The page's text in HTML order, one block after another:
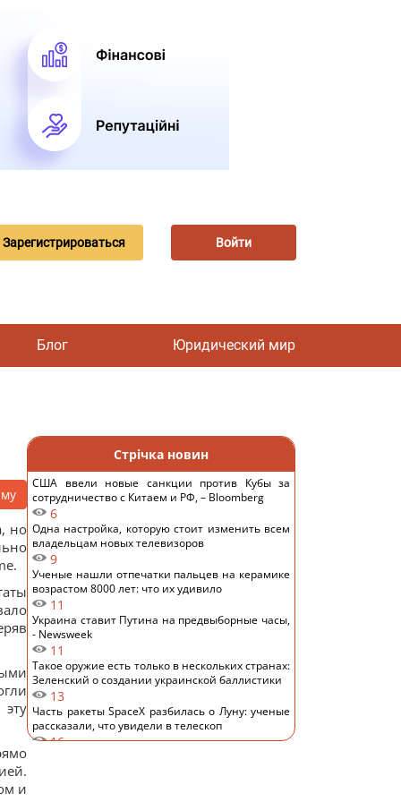
Зарегистрироваться Войти
Блог Юридический мир
но
и
Стрічка новин
США ввели новые санкции против Кубы за
сотрудничество с Китаем и РФ, – Bloomberg
6
Одна настройка, которую стоит изменить всем
владельцам новых телевизоров
9
Ученые нашли отпечатки пальцев на керамике
возрастом 8000 лет: что их удивило
11
Украина ставит Путина на предвыборные часы,
- Newsweek
11
Такое оружие есть только в нескольких странах:
Зеленский о создании украинской баллистики
13
Часть ракеты SpaceX разбилась о Луну: ученые
рассказали, что увидели в телескоп
16